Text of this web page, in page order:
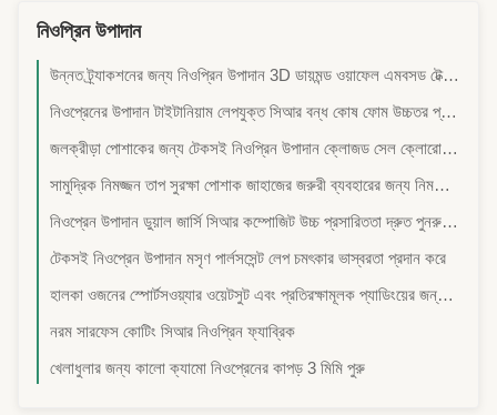
নিওপ্রিন উপাদান
উন্নত ট্র্যাকশনের জন্য নিওপ্রিন উপাদান 3D ডায়মন্ড ওয়াফেল এমবসড টেক্সচার দীর্ঘস্থায়ী পরিধান প্রতিরোধ ক্ষমতা
নিওপ্রেনের উপাদান টাইটানিয়াম লেপযুক্ত সিআর বন্ধ কোষ ফোম উচ্চতর প্রসারিত স্থায়িত্ব তাপ নিরোধক বৈশিষ্ট্য
জলক্রীড়া পোশাকের জন্য টেকসই নিওপ্রিন উপাদান ক্লোজড সেল ক্লোরোপ्रीन ফোম স্ট্রেচ নাইলন স্প্যানডেক্স জার্সি
সামুদ্রিক নিমজ্জন তাপ সুরক্ষা পোশাক জাহাজের জরুরী ব্যবহারের জন্য নিমজ্জন পোশাক তাপ সুরক্ষা পোশাক
নিওপ্রেন উপাদান ডুয়াল জার্সি সিআর কম্পোজিট উচ্চ প্রসারিততা দ্রুত পুনরুদ্ধার আরামদায়ক টেকসই ওয়াটার স্পোর্টস পোশাকের জন্য
টেকসই নিওপ্রেন উপাদান মসৃণ পার্লসসেন্ট লেপ চমৎকার ভাস্বরতা প্রদান করে
হালকা ওজনের স্পোর্টসওয়্যার ওয়েটসুট এবং প্রতিরক্ষামূলক প্যাডিংয়ের জন্য শ্বাসপ্রশ্বাসযোগ্য ছিদ্রযুক্ত নিওপ্রিন উপাদান, উন্নত স্থিতিস্থাপকতা সহ
নরম সারফেস কোটিং সিআর নিওপ্রিন ফ্যাব্রিক
খেলাধুলার জন্য কালো ক্যামো নিওপ্রেনের কাপড় 3 মিমি পুরু